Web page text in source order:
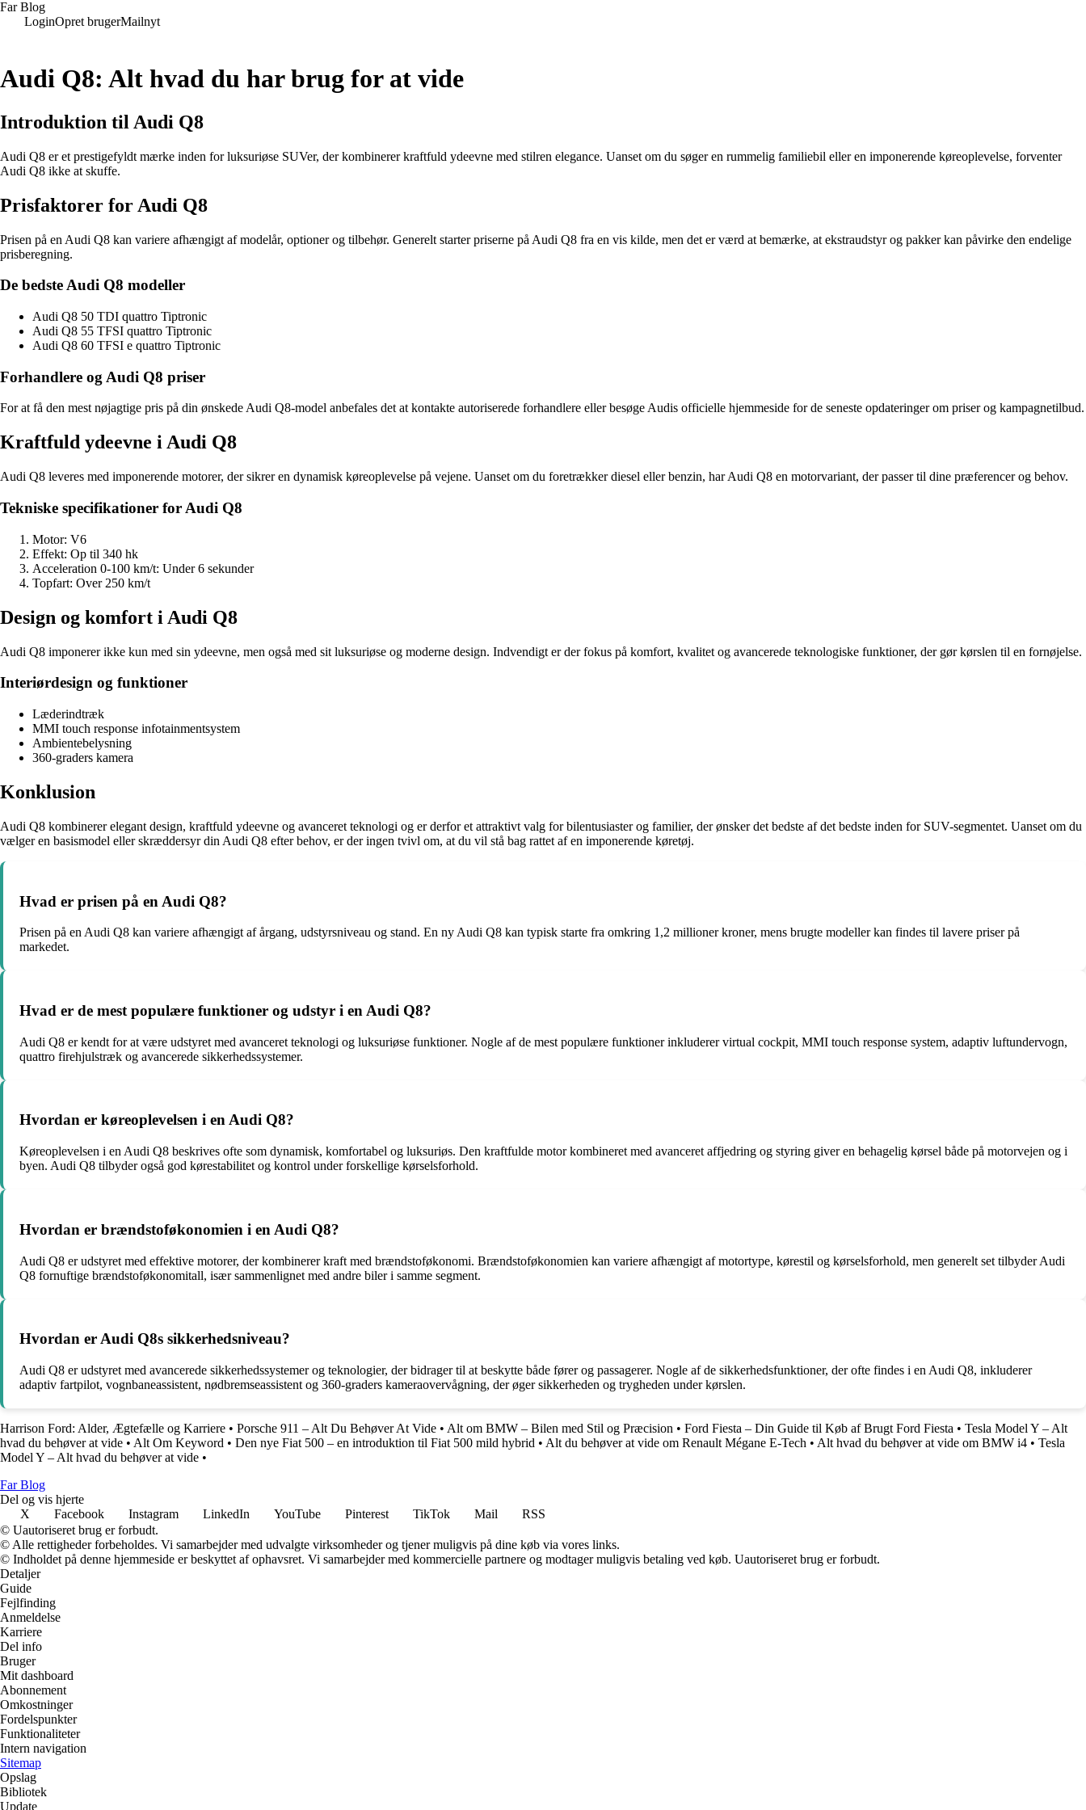
Far Blog
LoginOpret brugerMailnyt
Audi Q8: Alt hvad du har brug for at vide
Introduktion til Audi Q8
Audi Q8 er et prestigefyldt mærke inden for luksuriøse SUVer, der kombinerer kraftfuld ydeevne med stilren elegance. Uanset om du søger en rummelig familiebil eller en imponerende køreoplevelse, forventer
Audi Q8 ikke at skuffe.
Prisfaktorer for Audi Q8
Prisen på en Audi Q8 kan variere afhængigt af modelår, optioner og tilbehør. Generelt starter priserne på Audi Q8 fra en vis kilde, men det er værd at bemærke, at ekstraudstyr og pakker kan påvirke den endelige
prisberegning.
De bedste Audi Q8 modeller
Audi Q8 50 TDI quattro Tiptronic
Audi Q8 55 TFSI quattro Tiptronic
Audi Q8 60 TFSI e quattro Tiptronic
Forhandlere og Audi Q8 priser
For at få den mest nøjagtige pris på din ønskede Audi Q8-model anbefales det at kontakte autoriserede forhandlere eller besøge Audis officielle hjemmeside for de seneste opdateringer om priser og kampagnetilbud.
Kraftfuld ydeevne i Audi Q8
Audi Q8 leveres med imponerende motorer, der sikrer en dynamisk køreoplevelse på vejene. Uanset om du foretrækker diesel eller benzin, har Audi Q8 en motorvariant, der passer til dine præferencer og behov.
Tekniske specifikationer for Audi Q8
Motor: V6
Effekt: Op til 340 hk
Acceleration 0-100 km/t: Under 6 sekunder
Topfart: Over 250 km/t
Design og komfort i Audi Q8
Audi Q8 imponerer ikke kun med sin ydeevne, men også med sit luksuriøse og moderne design. Indvendigt er der fokus på komfort, kvalitet og avancerede teknologiske funktioner, der gør kørslen til en fornøjelse.
Interiørdesign og funktioner
Læderindtræk
MMI touch response infotainmentsystem
Ambientebelysning
360-graders kamera
Konklusion
Audi Q8 kombinerer elegant design, kraftfuld ydeevne og avanceret teknologi og er derfor et attraktivt valg for bilentusiaster og familier, der ønsker det bedste af det bedste inden for SUV-segmentet. Uanset om du
vælger en basismodel eller skræddersyr din Audi Q8 efter behov, er der ingen tvivl om, at du vil stå bag rattet af en imponerende køretøj.
Hvad er prisen på en Audi Q8?
Prisen på en Audi Q8 kan variere afhængigt af årgang, udstyrsniveau og stand. En ny Audi Q8 kan typisk starte fra omkring 1,2 millioner kroner, mens brugte modeller kan findes til lavere priser på
markedet.
Hvad er de mest populære funktioner og udstyr i en Audi Q8?
Audi Q8 er kendt for at være udstyret med avanceret teknologi og luksuriøse funktioner. Nogle af de mest populære funktioner inkluderer virtual cockpit, MMI touch response system, adaptiv luftundervogn,
quattro firehjulstræk og avancerede sikkerhedssystemer.
Hvordan er køreoplevelsen i en Audi Q8?
Køreoplevelsen i en Audi Q8 beskrives ofte som dynamisk, komfortabel og luksuriøs. Den kraftfulde motor kombineret med avanceret affjedring og styring giver en behagelig kørsel både på motorvejen og i
byen. Audi Q8 tilbyder også god kørestabilitet og kontrol under forskellige kørselsforhold.
Hvordan er brændstoføkonomien i en Audi Q8?
Audi Q8 er udstyret med effektive motorer, der kombinerer kraft med brændstoføkonomi. Brændstoføkonomien kan variere afhængigt af motortype, kørestil og kørselsforhold, men generelt set tilbyder Audi
Q8 fornuftige brændstoføkonomitall, især sammenlignet med andre biler i samme segment.
Hvordan er Audi Q8s sikkerhedsniveau?
Audi Q8 er udstyret med avancerede sikkerhedssystemer og teknologier, der bidrager til at beskytte både fører og passagerer. Nogle af de sikkerhedsfunktioner, der ofte findes i en Audi Q8, inkluderer
adaptiv fartpilot, vognbaneassistent, nødbremseassistent og 360-graders kameraovervågning, der øger sikkerheden og trygheden under kørslen.
Harrison Ford: Alder, Ægtefælle og Karriere • Porsche 911 – Alt Du Behøver At Vide • Alt om BMW – Bilen med Stil og Præcision • Ford Fiesta – Din Guide til Køb af Brugt Ford Fiesta • Tesla Model Y – Alt
hvad du behøver at vide • Alt Om Keyword • Den nye Fiat 500 – en introduktion til Fiat 500 mild hybrid • Alt du behøver at vide om Renault Mégane E-Tech • Alt hvad du behøver at vide om BMW i4 • Tesla
Model Y – Alt hvad du behøver at vide •
Far Blog
Del og vis hjerte
X
Facebook Instagram LinkedIn YouTube Pinterest TikTok Mail
RSS
© Uautoriseret brug er forbudt.
© Alle rettigheder forbeholdes. Vi samarbejder med udvalgte virksomheder og tjener muligvis på dine køb via vores links.
© Indholdet på denne hjemmeside er beskyttet af ophavsret. Vi samarbejder med kommercielle partnere og modtager muligvis betaling ved køb. Uautoriseret brug er forbudt.
Detaljer
Guide
Fejlfinding
Anmeldelse
Karriere
Del info
Bruger
Mit dashboard
Abonnement
Omkostninger
Fordelspunkter
Funktionaliteter
Intern navigation
Sitemap
Opslag
Bibliotek
Update